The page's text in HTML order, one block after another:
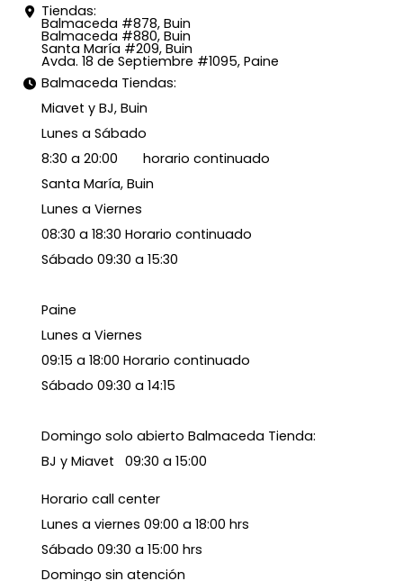
Tiendas:
Balmaceda #878, Buin
Balmaceda #880, Buin
Santa María #209, Buin
Avda. 18 de Septiembre #1095, Paine
Balmaceda Tiendas:
Miavet y BJ, Buin
Lunes a Sábado
8:30 a 20:00 horario continuado
Santa María, Buin
Lunes a Viernes
08:30 a 18:30 Horario continuado
Sábado 09:30 a 15:30
Paine
Lunes a Viernes
09:15 a 18:00 Horario continuado
Sábado 09:30 a 14:15
Domingo solo abierto Balmaceda Tienda:
BJ y Miavet 09:30 a 15:00
Horario call center
Lunes a viernes 09:00 a 18:00 hrs
Sábado 09:30 a 15:00 hrs
Domingo sin atención